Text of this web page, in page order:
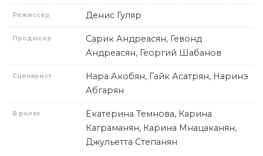
Режиссер Денис Гуляр
Продюсер
Сарик Андреасян, Гевонд
Андреасян, Георгий Шабанов
Сценарист
Нара Акобян, Гайк Асатрян, Наринэ
Абгарян
В ролях
Екатерина Темнова, Карина
Каграманян, Карина Мнацаканян,
Джульетта Степанян